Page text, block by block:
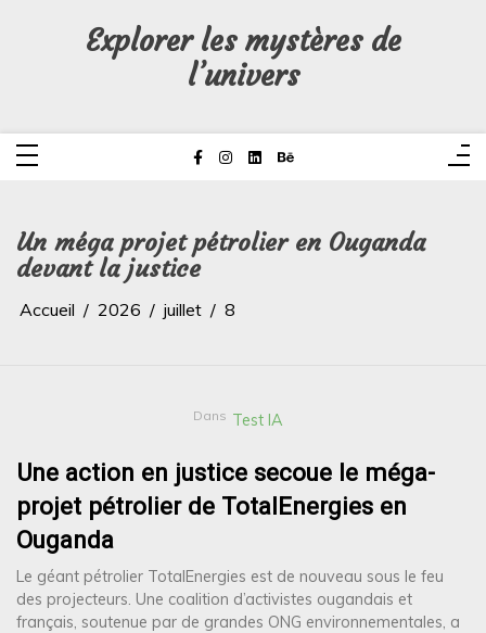
Explorer les mystères de
l’univers
Un méga projet pétrolier en Ouganda
devant la justice
Accueil 2026 juillet 8
Dans Test IA
Une action en justice secoue le méga-
projet pétrolier de TotalEnergies en
Ouganda
Le géant pétrolier TotalEnergies est de nouveau sous le feu
des projecteurs. Une coalition d’activistes ougandais et
français, soutenue par de grandes ONG environnementales, a